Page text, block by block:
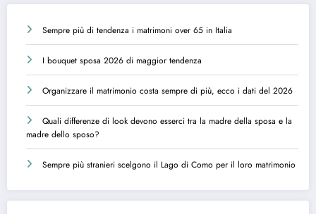
Sempre più di tendenza i matrimoni over 65 in Italia
I bouquet sposa 2026 di maggior tendenza
Organizzare il matrimonio costa sempre di più, ecco i dati del 2026
Quali differenze di look devono esserci tra la madre della sposa e la
madre dello sposo?
Sempre più stranieri scelgono il Lago di Como per il loro matrimonio